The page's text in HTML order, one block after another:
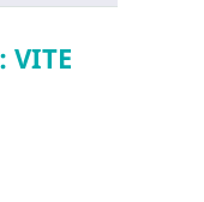
VITE